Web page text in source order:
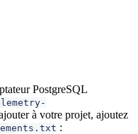
PostgreSQL
à votre projet, ajoutez
: